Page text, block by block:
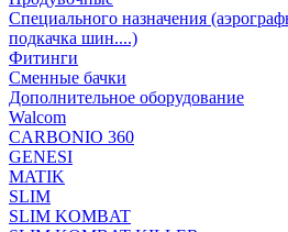
Специального назначения
подкачка шин....)
Фитинги
Сменные бачки
Дополнительное оборудование
Walcom
CARBONIO 360
GENESI
MATIK
SLIM
SLIM KOMBAT